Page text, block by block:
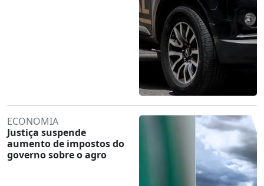
ECONOMIA
Justiça suspende
aumento de impostos do
governo sobre o agro